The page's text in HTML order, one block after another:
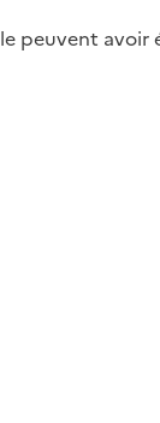
peuvent